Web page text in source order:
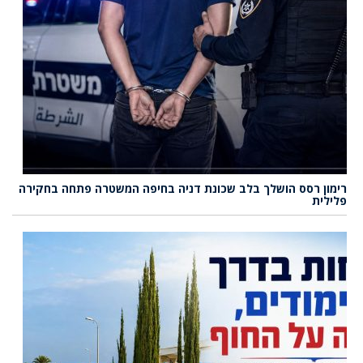
רימון רסס הושלך בלב שכונת דניה בחיפה המשטרה פתחה בחקירה
פלילית